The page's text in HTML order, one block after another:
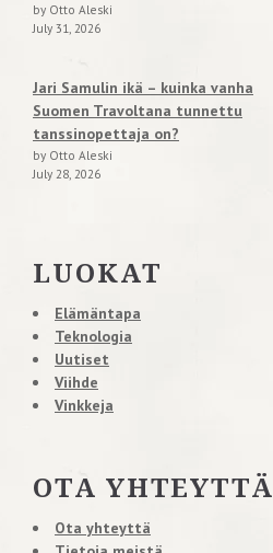
by Otto Aleski
July 31, 2026
Jari Samulin ikä – kuinka vanha
Suomen Travoltana tunnettu
tanssinopettaja on?
by Otto Aleski
July 28, 2026
LUOKAT
Elämäntapa
Teknologia
Uutiset
Viihde
Vinkkeja
OTA YHTEYTTÄ
Ota yhteyttä